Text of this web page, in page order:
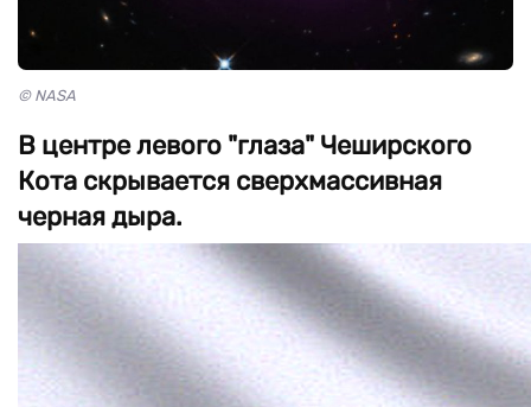
© NASA
В центре левого "глаза" Чеширского
Кота скрывается сверхмассивная
черная дыра.